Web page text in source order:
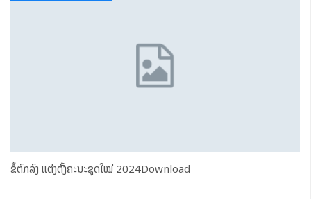
ຂໍ້ຕົກລົງ ແຕ່ງຕັ້ງຄະນະຊຸດໃໝ່ 2024Download